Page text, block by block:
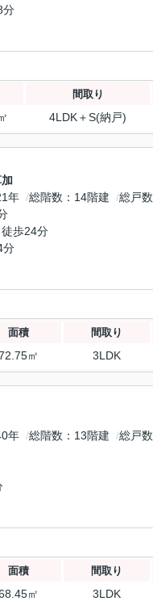
分
間取り
4LDK＋S(納戸)
年 総階数 14階建 総戸数
徒歩24分
分
面積 間取り
㎡ 3LDK
年 総階数 13階建 総戸数
面積 間取り
㎡ 3LDK